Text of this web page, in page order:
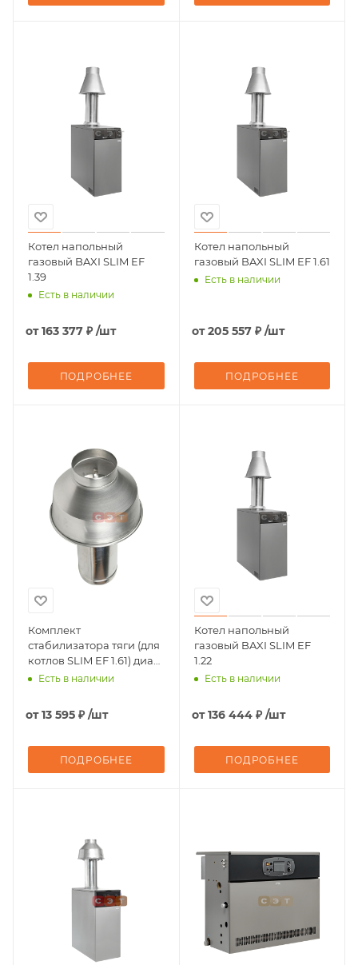
Котел напольный
газовый BAXI SLIM EF
1.39
Есть в наличии
от163 377 ₽ /шт
ПОДРОБНЕЕ
Котел напольный
газовый BAXI SLIM EF 1.61
Есть в наличии
от205 557 ₽ /шт
ПОДРОБНЕЕ
Комплект
стабилизатора тяги (для
котлов SLIM EF 1.61) диам.
200 мм
Есть в наличии
от13 595 ₽ /шт
ПОДРОБНЕЕ
Котел напольный
газовый BAXI SLIM EF
1.22
Есть в наличии
от136 444 ₽ /шт
ПОДРОБНЕЕ